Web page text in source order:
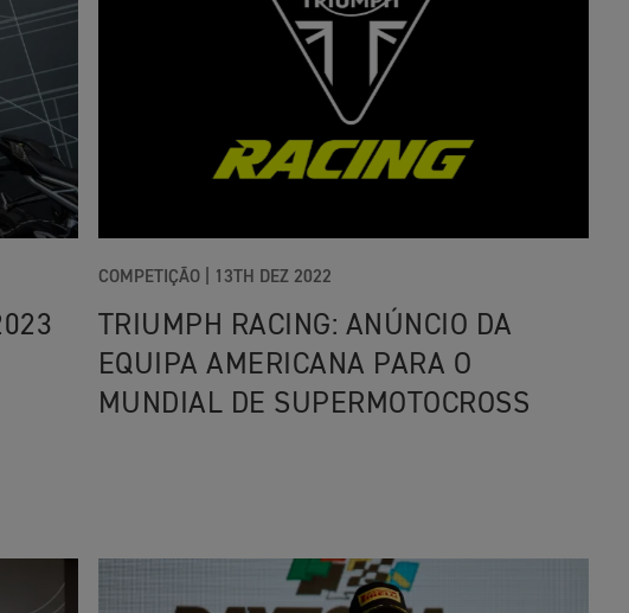
COMPETIÇÃO| 13TH DEZ 2022
TRIUMPH RACING: ANÚNCIO DA
EQUIPA AMERICANA PARA O
MUNDIAL DE SUPERMOTOCROSS